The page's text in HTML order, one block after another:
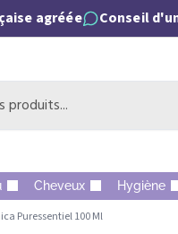
agréée Conseil
Cheveux Hygiène
Puressentiel 100 Ml